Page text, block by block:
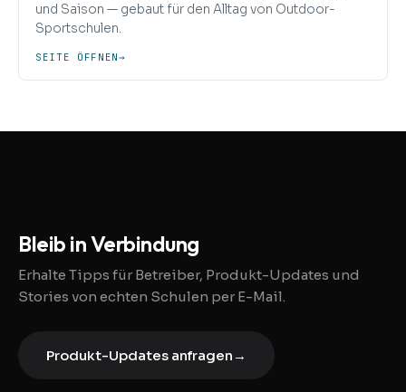
und Saison — gebaut für den Alltag von Outdoor-
Sportschulen.
SEITE ÖFFNEN→
Bleib in Verbindung
Erhalte Tipps für Betreiber, Produkt-Updates und
Stories von echten Schulen per E-Mail.
Produkt-Updates anfragen →